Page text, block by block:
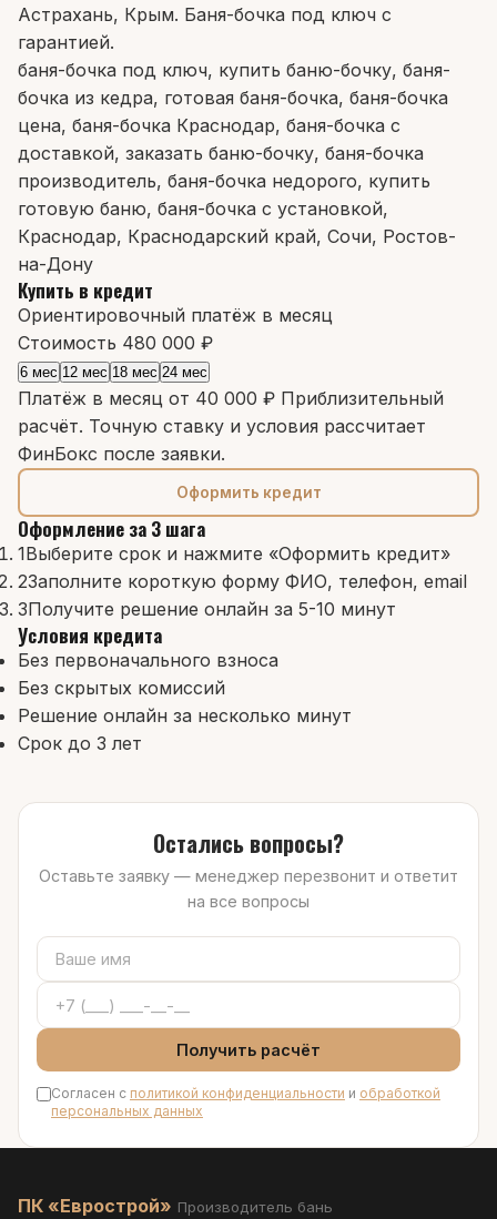
Астрахань, Крым. Баня-бочка под ключ с
гарантией.
баня-бочка под ключ, купить баню-бочку, баня-
бочка из кедра, готовая баня-бочка, баня-бочка
цена, баня-бочка Краснодар, баня-бочка с
доставкой, заказать баню-бочку, баня-бочка
производитель, баня-бочка недорого, купить
готовую баню, баня-бочка с установкой,
Краснодар, Краснодарский край, Сочи, Ростов-
на-Дону
Купить в кредит
Ориентировочный платёж в месяц
Стоимость 480 000 ₽
6 мес 12 мес 18 мес 24 мес
Платёж в месяц от 40 000 ₽ Приблизительный
расчёт. Точную ставку и условия рассчитает
ФинБокс после заявки.
Оформить кредит
Оформление за 3 шага
1Выберите срок и нажмите «Оформить кредит»
2Заполните короткую форму ФИО, телефон, email
3Получите решение онлайн за 5-10 минут
Условия кредита
Без первоначального взноса
Без скрытых комиссий
Решение онлайн за несколько минут
Срок до 3 лет
Остались вопросы?
Оставьте заявку — менеджер перезвонит и ответит
на все вопросы
Получить расчёт
Согласен с политикой конфиденциальности и обработкой
персональных данных
ПК «Еврострой» Производитель бань